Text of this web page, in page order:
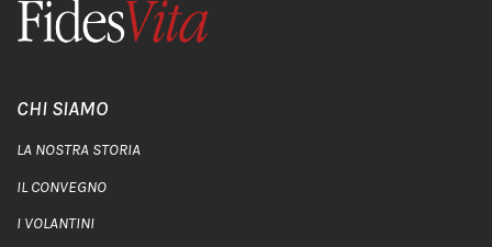
CHI SIAMO
LA NOSTRA STORIA
IL CONVEGNO
I VOLANTINI